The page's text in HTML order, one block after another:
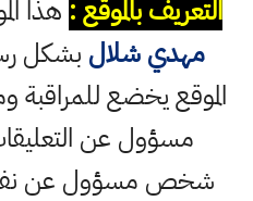
التعريف بالموقع : هذا
مهدي شلال بشكل
الموقع يخضع للمراقبة
مسؤول عن
شخص مسؤول عن نفسه